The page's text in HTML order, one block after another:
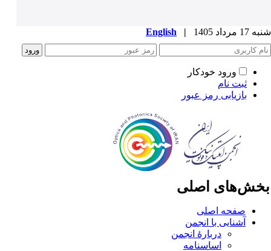
مرداد 1405 |
English
ورود خودکار
ثبت نام
بازیابی رمز عبور
اصلی
صفحه اصلی
آشنایی با انجمن
دربارۀ انجمن
اساسنامه